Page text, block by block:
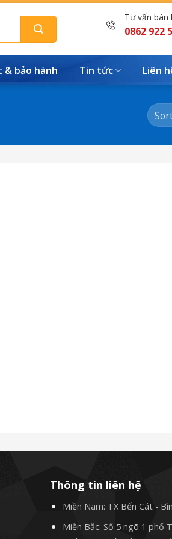
Tư vấn bán
0862 922
& bảo hành Tin tức Liên
Thông tin liên hệ
Miền Nam: TX Bến Cát -
Miền Bắc: Số 5 ngõ 1 phố